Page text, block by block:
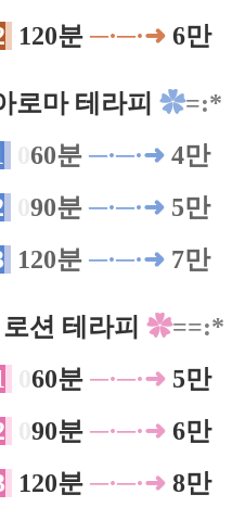
120분 ─·─·➜ 6만
로마 테라피 ✿=:*
60분 ─·─·➜ 4만
90분 ─·─·➜ 5만
120분 ─·─·➜ 7만
로션 테라피 ✿==:*
60분 ─·─·➜ 5만
90분 ─·─·➜ 6만
120분 ─·─·➜ 8만